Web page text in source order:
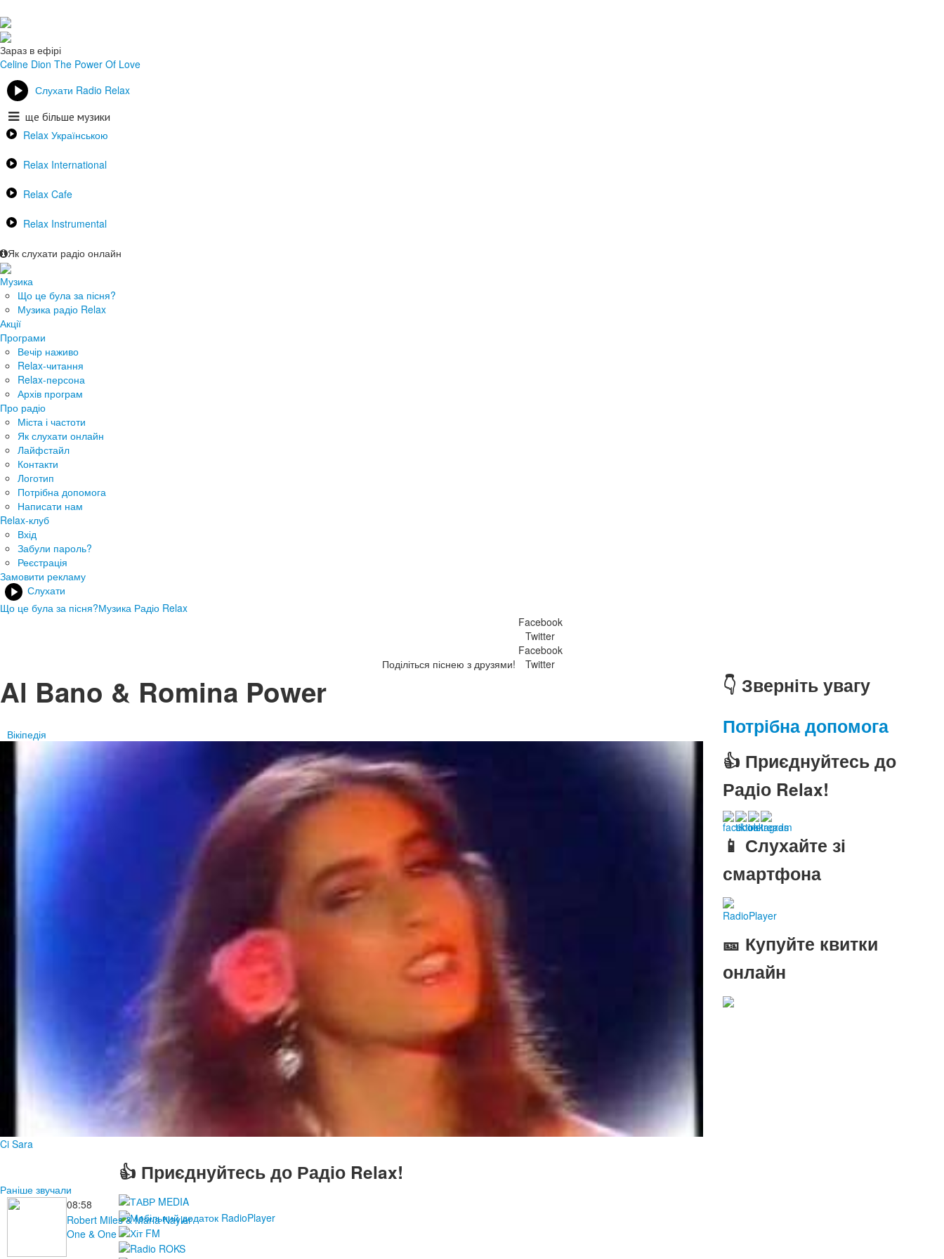
Зараз в ефірі
Celine Dion The Power Of Love
Раніше звучали
08:58
Robert Miles & Maria Nayler
One & One
Слухати Radio Relax
ще більше музики
Relax Українською
Relax International
Relax Cafe
Relax Instrumental
Як слухати радіо онлайн
Музика
Що це була за пісня?
Музика радіо Relax
Акції
Програми
Вечір наживо
Relax-читання
Relax-персона
Архів програм
Про радіо
Міста і частоти
Як слухати онлайн
Лайфстайл
Контакти
Логотип
Потрібна допомога
Написати нам
Relax-клуб
Вхід
Забули пароль?
Реєстрація
Замовити рекламу
Слухати
Що це була за пісня?Музика Радіо Relax
Поділіться піснею з друзями!
Facebook
Twitter
Facebook
Twitter
Al Bano & Romina Power
Вікіпедія
Ci Sara
👇 Зверніть увагу
Потрібна допомога
👍 Приєднуйтесь до
Радіо Relax!
📱 Слухайте зі
смартфона
RadioPlayer
🎫 Купуйте квитки
онлайн
👍 Приєднуйтесь до Радіо Relax!